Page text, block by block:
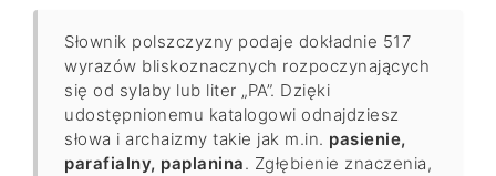
Słownik polszczyzny podaje dokładnie 517
wyrazów bliskoznacznych rozpoczynających
się od sylaby lub liter „PA”. Dzięki
udostępnionemu katalogowi odnajdziesz
słowa i archaizmy takie jak m.in. pasienie,
parafialny, paplanina. Zgłębienie znaczenia,